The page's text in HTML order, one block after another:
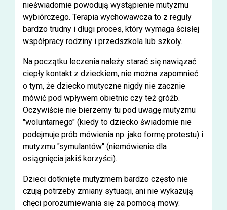
nieświadomie powodują wystąpienie mutyzmu
wybiórczego. Terapia wychowawcza to z reguły
bardzo trudny i długi proces, który wymaga ścisłej
współpracy rodziny i przedszkola lub szkoły.
Na początku leczenia należy starać się nawiązać
ciepły kontakt z dzieckiem, nie można zapomnieć
o tym, że dziecko mutyczne nigdy nie zacznie
mówić pod wpływem obietnic czy też gróźb.
Oczywiście nie bierzemy tu pod uwagę mutyzmu
"woluntarnego" (kiedy to dziecko świadomie nie
podejmuje prób mówienia np. jako formę protestu) i
mutyzmu "symulantów" (niemówienie dla
osiągnięcia jakiś korzyści).
Dzieci dotknięte mutyzmem bardzo często nie
czują potrzeby zmiany sytuacji, ani nie wykazują
chęci porozumiewania się za pomocą mowy.